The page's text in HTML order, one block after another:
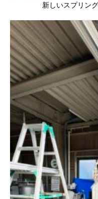
新しいスプリン